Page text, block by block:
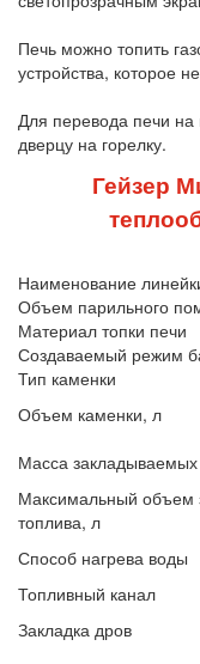
Печь можно топить
устройства, которое
Для перевода печи на
дверцу на горелку.
Гейзер
Наименование
Объем парильного
Материал топки печи
Создаваемый режим
Тип каменки
Объем каменки, л
Масса закладываемых
Максимальный объем
топлива, л
Способ нагрева воды
Топливный канал
Закладка дров